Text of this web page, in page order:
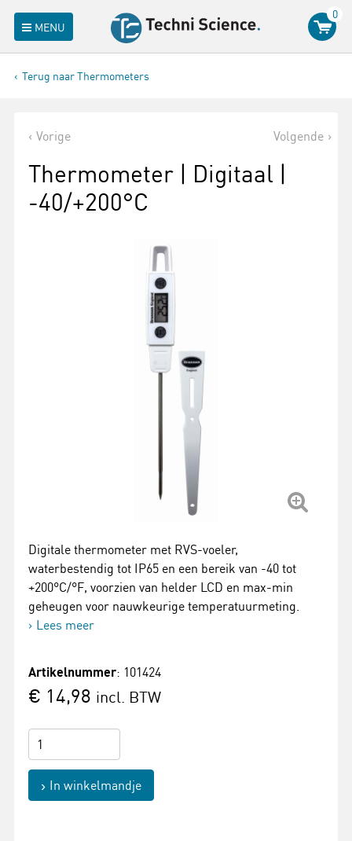
MENU
0
Terug naar Thermometers
Vorige Volgende
Thermometer | Digitaal |
-40/+200°C
Digitale thermometer met RVS-voeler,
waterbestendig tot IP65 en een bereik van -40 tot
+200°C/°F, voorzien van helder LCD en max-min
geheugen voor nauwkeurige temperatuurmeting.
Lees meer
Artikelnummer: 101424
€ 14,98 incl. BTW
In winkelmandje